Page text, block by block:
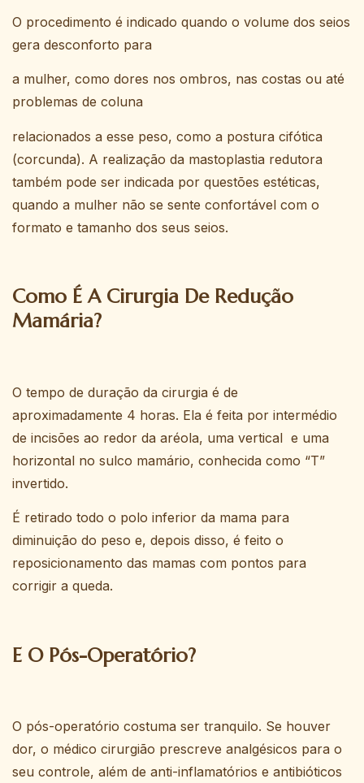
O procedimento é indicado quando o volume dos seios
gera desconforto para
a mulher, como dores nos ombros, nas costas ou até
problemas de coluna
relacionados a esse peso, como a postura cifótica
(corcunda). A realização da mastoplastia redutora
também pode ser indicada por questões estéticas,
quando a mulher não se sente confortável com o
formato e tamanho dos seus seios.
Como É A Cirurgia De Redução
Mamária?
O tempo de duração da cirurgia é de
aproximadamente 4 horas. Ela é feita por intermédio
de incisões ao redor da aréola, uma vertical e uma
horizontal no sulco mamário, conhecida como “T”
invertido.
É retirado todo o polo inferior da mama para
diminuição do peso e, depois disso, é feito o
reposicionamento das mamas com pontos para
corrigir a queda.
E O Pós-Operatório?
​O pós-operatório costuma ser tranquilo. Se houver
dor, o médico cirurgião prescreve analgésicos para o
seu controle, além de anti-inflamatórios e antibióticos